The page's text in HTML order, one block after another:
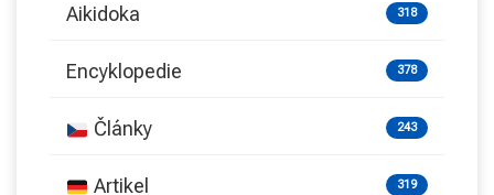
Aikidoka 318
Encyklopedie 378
Články 243
Artikel 319